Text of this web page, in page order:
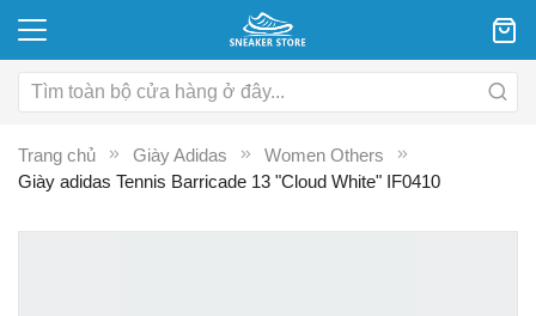
Trang chủ Giày Adidas
Women Others
Giày adidas Tennis Barricade 13 "Cloud White" IF0410